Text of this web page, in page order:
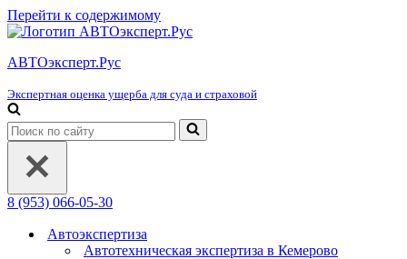
Перейти к содержимому
АВТОэксперт.Рус
Экспертная оценка ущерба для суда и страховой
Искать...
8 (953) 066-05-30
Автоэкспертиза
Автотехническая экспертиза в Кемерово